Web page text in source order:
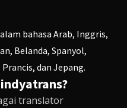
bahasa Arab, Inggris,
Belanda, Spanyol,
dan Jepang.
translator